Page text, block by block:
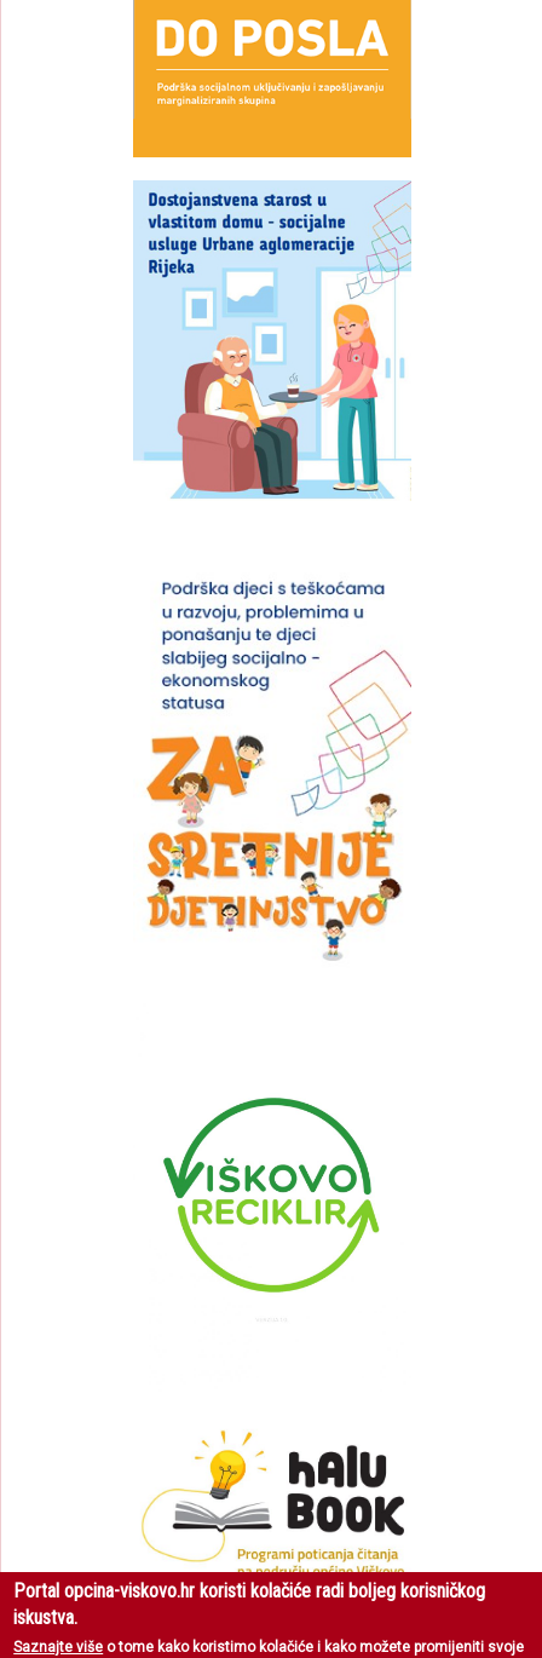
Portal opcina-viskovo.hr koristi kolačiće radi boljeg korisničkog
iskustva.
Saznajte više o tome kako koristimo kolačiće i kako možete promijeniti svoje